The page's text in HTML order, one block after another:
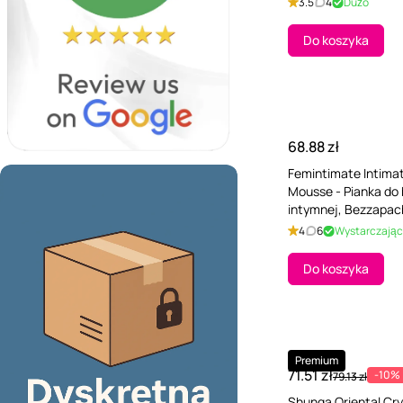
Do koszyka
68.88 zł
Femintimate
Mousse - Pianka do
intymnej,
4 6
Do koszyka
Premium
71.51 zł79.13 zł -10%